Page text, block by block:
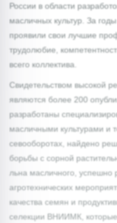
России в области
масличных культур. За
проявили свои лучшие
трудолюбие,
всего коллектива.
Свидетельством высокой
являются более 200
разработаны
масличными культурами и
севооборотах, найдено
борьбы с сорной
льна масличного, успешно
агротехнических
качества семян и
селекции ВНИИМК,